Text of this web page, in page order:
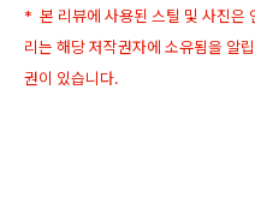
* 본 리뷰에 사용된 스틸 및 사진은
리는 해당 저작권자에 소유됨을 알
권이 있습니다.